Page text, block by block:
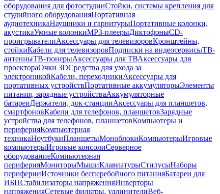
оборудования для фотостудииСтойки, системы крепления для
студийного оборудованияПортативная
аудиотехникаНаушники и гарнитурыПортативные колонки,
акустикаУмные колонкиMP3-плеерыДиктофоныCD-
проигрывателиАксессуары для телевизоровКронштейны,
стойкиКабели для телевизоровПодписки на видеосервисыТВ-
антенныТВ-тюнерыАксессуары для ТВАксессуары для
проектораОчки 3DСредства для ухода за
электроникойКабели, переходникиАксессуары для
портативных устройствПортативные аккумуляторыЭлементы
питания, зарядные устройстваАккумуляторные
батареиДержатели, док-станцииАксессуары для планшетов,
смартфоновКабели для телефонов, планшетовЗарядные
устройства для телефонов, планшетовКомпьютеры и
периферияКомпьютерная
техникаНоутбукиПланшетыМоноблокиКомпьютерыИгровые
компьютерыИгровые консолиСерверное
оборудованиеКомпьютерная
периферияМониторыМышиКлавиатурыСтилусыНаборы
периферииИсточники бесперебойного питанияБатареи для
ИБПСтабилизаторы напряженияИнверторы
напряженияСетевые фильтры, удлинителиВеб-